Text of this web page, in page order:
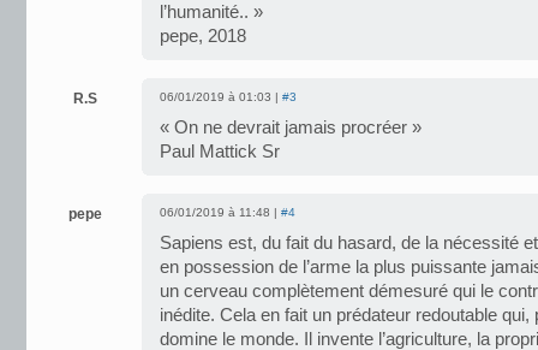
l’humanité.. »
pepe, 2018
R.S 06/01/2019 à 01:03 | #3
« On ne devrait jamais procréer »
Paul Mattick Sr
pepe 06/01/2019 à 11:48 | #4
Sapiens est, du fait du hasard, de la nécessité
en possession de l’arme la plus puissante
un cerveau complètement démesuré qui le
inédite. Cela en fait un prédateur redoutable
domine le monde. Il invente l’agriculture, la